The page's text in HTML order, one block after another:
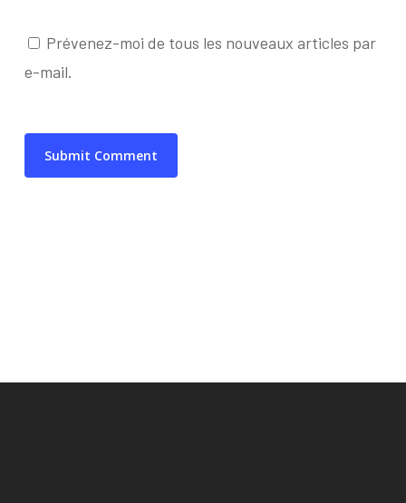
Prévenez-moi de tous les nouveaux articles par
e-mail.